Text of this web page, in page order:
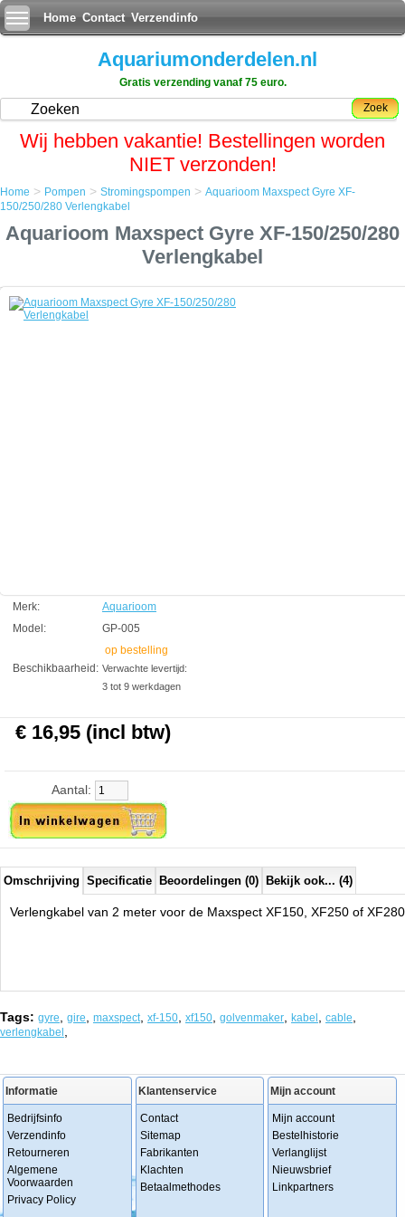
Home Contact Verzendinfo
Aquariumonderdelen.nl
Gratis verzending vanaf 75 euro.
Zoek
Wij hebben vakantie! Bestellingen worden
NIET verzonden!
Home
Stromingspompen
Aquarioom Maxspect Gyre XF-150/250/280 Verlengkabel
Verlengkabel van 2 meter voor de Maxspect XF150, XF250 of XF280
Home > Pompen > Stromingspompen > Aquarioom Maxspect Gyre XF-
150/250/280 Verlengkabel
Aquarioom Maxspect Gyre XF-150/250/280
Verlengkabel
Merk:
Aquarioom
Model:
GP-005
Beschikbaarheid:
op bestelling
Verwachte levertijd:
3 tot 9 werkdagen
€ 16,95 (incl btw)
Aantal:
Omschrijving Specificatie Beoordelingen (0) Bekijk ook... (4)
Verlengkabel van 2 meter voor de Maxspect XF150, XF250 of XF280
Tags: gyre gire maxspect xf-150 xf150 golvenmaker kabel cable
verlengkabel
Informatie
Bedrijfsinfo
Verzendinfo
Retourneren
Algemene
Voorwaarden
Privacy Policy
Klantenservice
Contact
Sitemap
Fabrikanten
Klachten
Betaalmethodes
Mijn account
Mijn account
Bestelhistorie
Verlanglijst
Nieuwsbrief
Linkpartners